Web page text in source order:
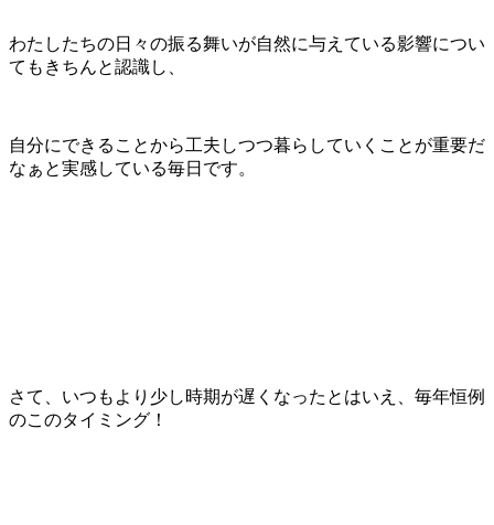
わたしたちの日々の振る舞いが自然に与えている影響につい
てもきちんと認識し、
自分にできることから工夫しつつ暮らしていくことが重要だ
なぁと実感している毎日です。
さて、いつもより少し時期が遅くなったとはいえ、毎年恒例
のこのタイミング！